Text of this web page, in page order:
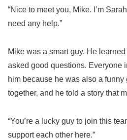
“Nice to meet you, Mike. I’m
need any help.”
Mike was a smart guy. He
asked good questions. Everyone
him because he was also a funny
together, and he told a story that
“You’re a lucky guy to join this
support each other here.”